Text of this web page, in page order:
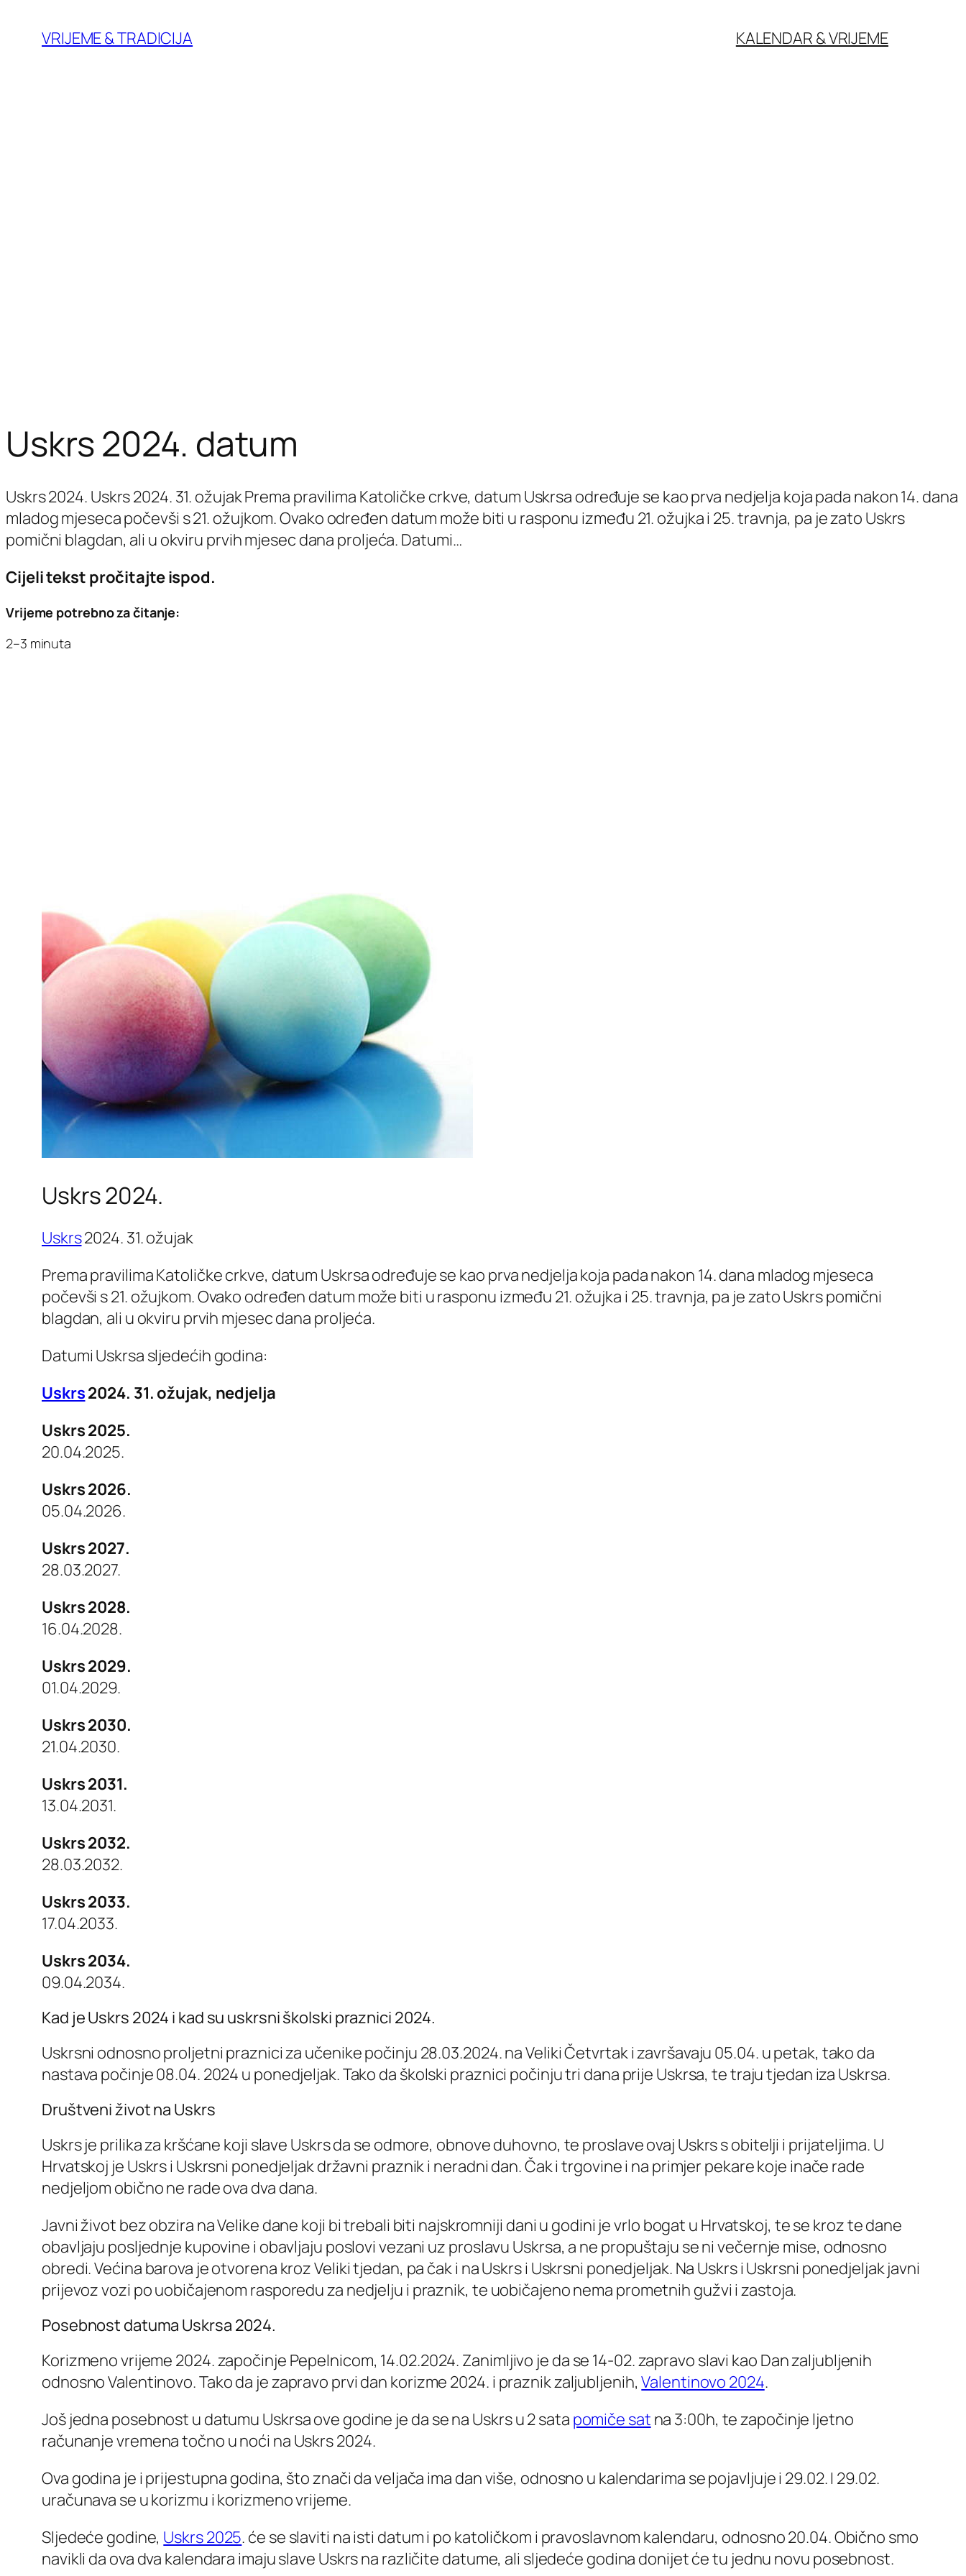
VRIJEME & TRADICIJA KALENDAR & VRIJEME
Uskrs 2024. datum
Uskrs 2024. Uskrs 2024. 31. ožujak Prema pravilima Katoličke crkve, datum Uskrsa određuje se kao prva nedjelja koja pada nakon 14. dana
mladog mjeseca počevši s 21. ožujkom. Ovako određen datum može biti u rasponu između 21. ožujka i 25. travnja, pa je zato Uskrs
pomični blagdan, ali u okviru prvih mjesec dana proljeća. Datumi…
Cijeli tekst pročitajte ispod.
Vrijeme potrebno za čitanje:
2–3 minuta
Uskrs 2024.
Uskrs2024. 31. ožujak
Prema pravilima Katoličke crkve, datum Uskrsa određuje se kao prva nedjelja koja pada nakon 14. dana mladog mjeseca
počevši s 21. ožujkom. Ovako određen datum može biti u rasponu između 21. ožujka i 25. travnja, pa je zato Uskrs pomični
blagdan, ali u okviru prvih mjesec dana proljeća.
Datumi Uskrsa sljedećih godina:
Uskrs2024. 31. ožujak, nedjelja
Uskrs 2025.
20.04.2025.
Uskrs 2026.
05.04.2026.
Uskrs 2027.
28.03.2027.
Uskrs 2028.
16.04.2028.
Uskrs 2029.
01.04.2029.
Uskrs 2030.
21.04.2030.
Uskrs 2031.
13.04.2031.
Uskrs 2032.
28.03.2032.
Uskrs 2033.
17.04.2033.
Uskrs 2034.
09.04.2034.
Kad je Uskrs 2024 i kad su uskrsni školski praznici 2024.
Uskrsni odnosno proljetni praznici za učenike počinju 28.03.2024. na Veliki Četvrtak i završavaju 05.04. u petak, tako da
nastava počinje 08.04. 2024 u ponedjeljak. Tako da školski praznici počinju tri dana prije Uskrsa, te traju tjedan iza Uskrsa.
Društveni život na Uskrs
Uskrs je prilika za kršćane koji slave Uskrs da se odmore, obnove duhovno, te proslave ovaj Uskrs s obitelji i prijateljima. U
Hrvatskoj je Uskrs i Uskrsni ponedjeljak državni praznik i neradni dan. Čak i trgovine i na primjer pekare koje inače rade
nedjeljom obično ne rade ova dva dana.
Javni život bez obzira na Velike dane koji bi trebali biti najskromniji dani u godini je vrlo bogat u Hrvatskoj, te se kroz te dane
obavljaju posljednje kupovine i obavljaju poslovi vezani uz proslavu Uskrsa, a ne propuštaju se ni večernje mise, odnosno
obredi. Većina barova je otvorena kroz Veliki tjedan, pa čak i na Uskrs i Uskrsni ponedjeljak. Na Uskrs i Uskrsni ponedjeljak javni
prijevoz vozi po uobičajenom rasporedu za nedjelju i praznik, te uobičajeno nema prometnih gužvi i zastoja.
Posebnost datuma Uskrsa 2024.
Korizmeno vrijeme 2024. započinje Pepelnicom, 14.02.2024. Zanimljivo je da se 14-02. zapravo slavi kao Dan zaljubljenih
odnosno Valentinovo. Tako da je zapravo prvi dan korizme 2024. i praznik zaljubljenih,Valentinovo 2024.
Još jedna posebnost u datumu Uskrsa ove godine je da se na Uskrs u 2 sata pomiče sat na 3:00h, te započinje ljetno
računanje vremena točno u noći na Uskrs 2024.
Ova godina je i prijestupna godina, što znači da veljača ima dan više, odnosno u kalendarima se pojavljuje i 29.02. I 29.02.
uračunava se u korizmu i korizmeno vrijeme.
Sljedeće godine, Uskrs 2025. će se slaviti na isti datum i po katoličkom i pravoslavnom kalendaru, odnosno 20.04. Obično smo
navikli da ova dva kalendara imaju slave Uskrs na različite datume, ali sljedeće godina donijet će tu jednu novu posebnost.